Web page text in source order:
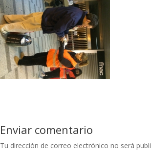
Enviar comentario
Tu dirección de correo electrónico no será